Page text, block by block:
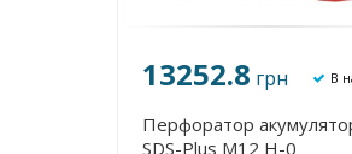
13252.8 грн В
Перфоратор
SDS-Plus M12 H-0